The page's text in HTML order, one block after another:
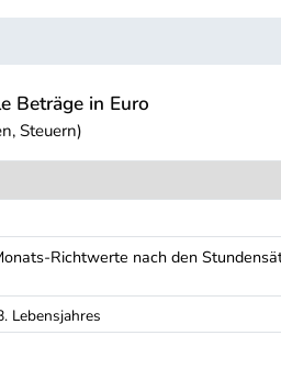
Beträge in Euro
Steuern)
Richtwerte nach den
Lebensjahres